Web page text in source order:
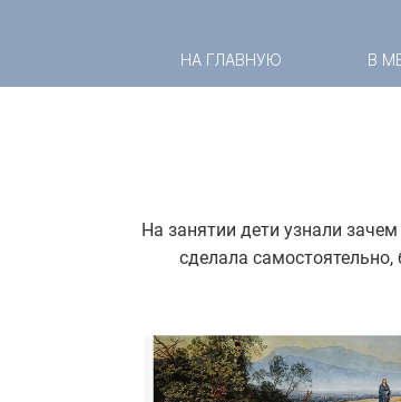
НА ГЛАВНУЮ В
На занятии дети узнали
сделала самостоятельно,